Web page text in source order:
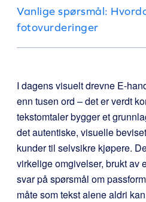
Vanlige spørsmål:
fotovurderinger
I dagens visuelt drevne E-
enn tusen ord – det er verdt
tekstomtaler bygger et
det autentiske, visuelle
kunder til selvsikre kjøpere.
virkelige omgivelser, brukt av
svar på spørsmål om
måte som tekst alene aldri